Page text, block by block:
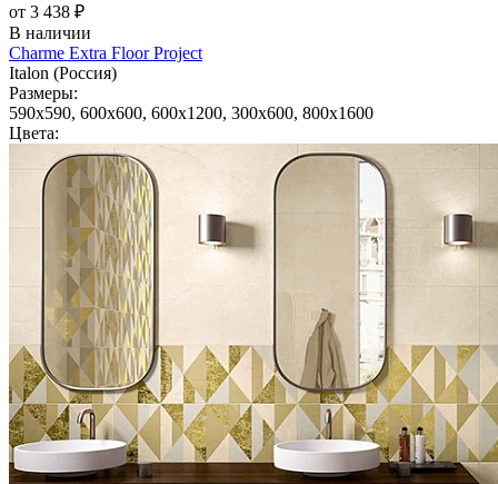
от 3 438 ₽
В наличии
Charme Extra Floor Project
Italon (Россия)
Размеры:
590x590, 600x600, 600x1200, 300x600, 800x1600
Цвета: